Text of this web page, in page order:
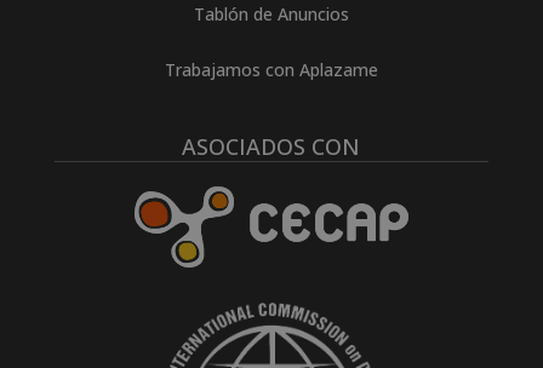
Tablón de Anuncios
Trabajamos con Aplazame
ASOCIADOS CON